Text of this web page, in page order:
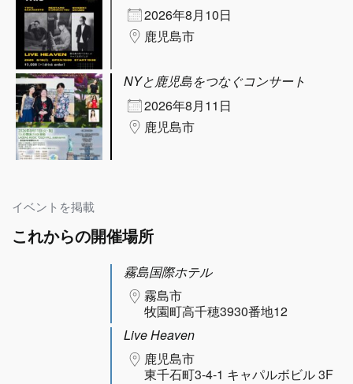
2026年8月10日
鹿児島市
NYと鹿児島をつなぐコンサート
2026年8月11日
鹿児島市
イベントを掲載
これからの開催場所
霧島国際ホテル
霧島市
牧園町高千穂3930番地12
Live Heaven
鹿児島市
東千石町3-4-1 キャパルボビル 3F